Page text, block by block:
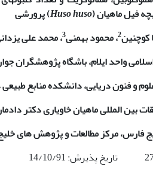
فیل ماهیان (Huso huso) پرورشی
کوچنین2، محمود بهمنی3،محمد علی
اسلامی واحد ایلام، باشگاه پژوهشگران
و فنون دریایی، دانشکده منابع طبیعی
بین المللی ماهیان خاویاری دکتر
فارس، مرکز مطالعات و پژوهش های